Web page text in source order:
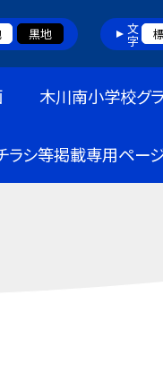
黒地 文字
木川南小学校グ
ラシ等掲載専用ペー